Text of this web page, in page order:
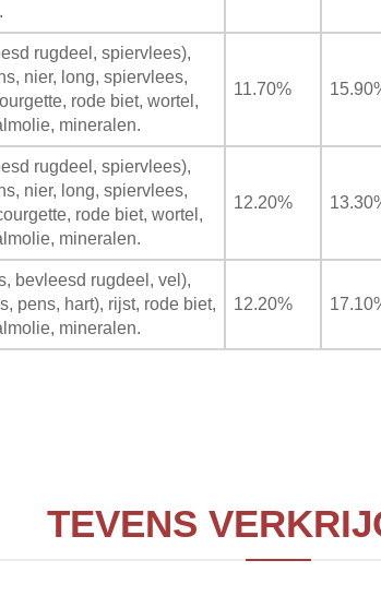
rugdeel, spiervlees),
nier, long, spiervlees,
rode biet, wortel,
mineralen.
11.70%
rugdeel, spiervlees),
nier, long, spiervlees,
rode biet, wortel,
mineralen.
12.20%
bevleesd rugdeel, vel),
pens, hart), rijst, rode biet,
mineralen.
12.20%
TEVENS